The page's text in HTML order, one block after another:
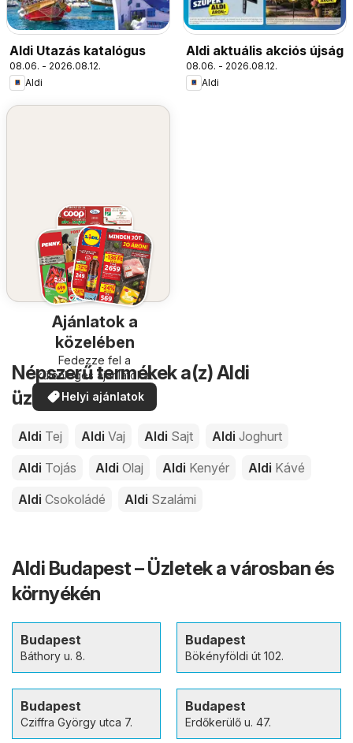
Aldi Utazás katalógus
08.06. - 2026.08.12.
Aldi
Aldi aktuális akciós újság
08.06. - 2026.08.12.
Aldi
Ajánlatok a
közelében
Fedezze fel a
különleges ajánlatokat
Helyi ajánlatok
Népszerű termékek a(z) Aldi
üzleteiben
Aldi Tej Aldi Vaj Aldi Sajt Aldi Joghurt
Aldi Tojás Aldi Olaj Aldi Kenyér Aldi Kávé
Aldi Csokoládé Aldi Szalámi
Aldi Budapest – Üzletek a városban és
környékén
Budapest
Báthory u. 8.
Budapest
Bökényföldi út 102.
Budapest
Cziffra György utca 7.
Budapest
Erdőkerülő u. 47.